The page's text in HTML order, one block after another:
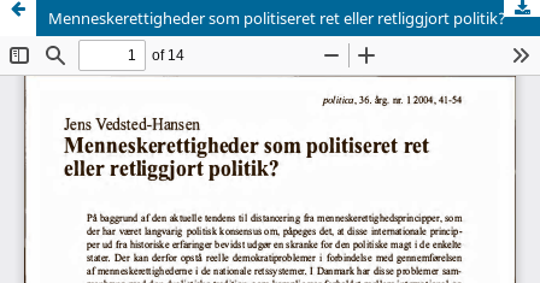
Menneskerettigheder som politiseret ret eller retliggjort politik?